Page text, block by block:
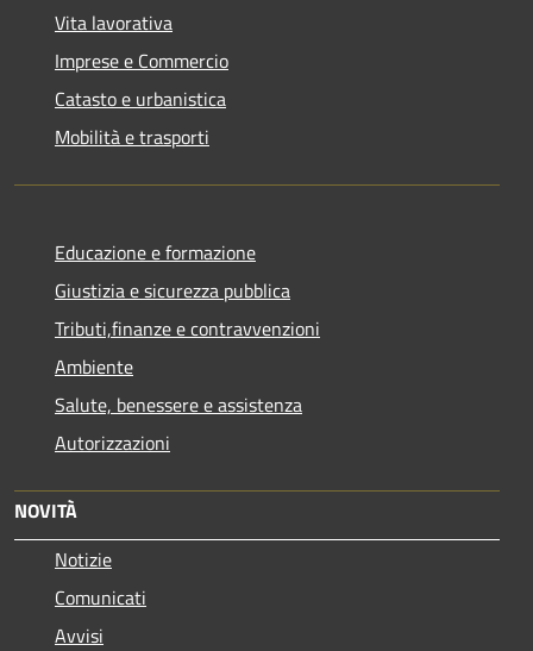
Vita lavorativa
Imprese e Commercio
Catasto e urbanistica
Mobilità e trasporti
Educazione e formazione
Giustizia e sicurezza pubblica
Tributi,finanze e contravvenzioni
Ambiente
Salute, benessere e assistenza
Autorizzazioni
NOVITÀ
Notizie
Comunicati
Avvisi